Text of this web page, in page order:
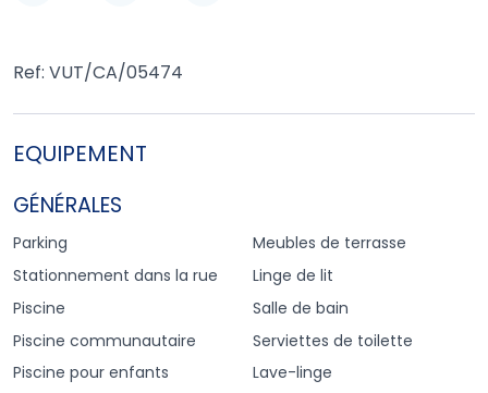
Ref: VUT/CA/05474
EQUIPEMENT
GÉNÉRALES
Parking
Stationnement dans la rue
Piscine
Piscine communautaire
Piscine pour enfants
Meubles de terrasse
Linge de lit
Salle de bain
Serviettes de toilette
Lave-linge